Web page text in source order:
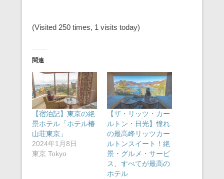
(Visited 250 times, 1 visits today)
関連
【宿泊記】東京の絶
景ホテル「ホテル椿
山荘東京」
2024年1月8日
東京 Tokyo
【ザ・リッツ・カー
ルトン・日光】憧れ
の最高峰リッツカー
ルトンスイート！絶
景・グルメ・サービ
ス、すべてが最高の
ホテル